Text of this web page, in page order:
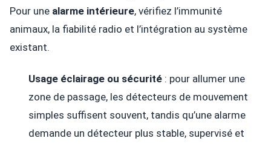
Pour une alarme intérieure, vérifiez l’immunité
animaux, la fiabilité radio et l’intégration au système
existant.
Usage éclairage ou sécurité: pour allumer une
zone de passage, les détecteurs de mouvement
simples suffisent souvent, tandis qu’une alarme
demande un détecteur plus stable, supervisé et